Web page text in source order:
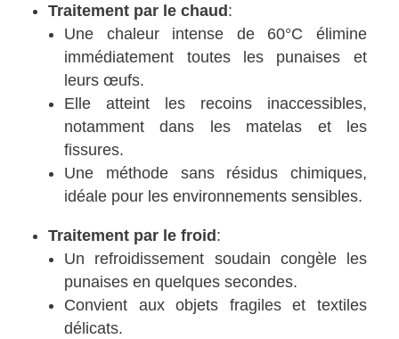
Traitement par le chaud :
Une chaleur intense de 60°C élimine
immédiatement toutes les punaises et
leurs œufs.
Elle atteint les recoins inaccessibles,
notamment dans les matelas et les
fissures.
Une méthode sans résidus chimiques,
idéale pour les environnements sensibles.
Traitement par le froid :
Un refroidissement soudain congèle les
punaises en quelques secondes.
Convient aux objets fragiles et textiles
délicats.